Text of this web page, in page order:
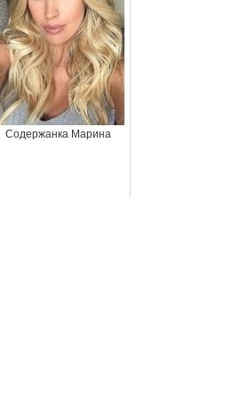
Содержанка Марина